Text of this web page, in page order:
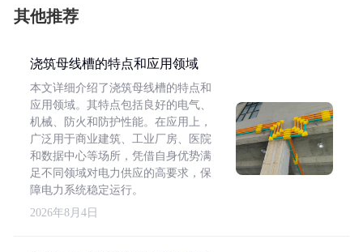
其他推荐
浇筑母线槽的特点和应用领域
本文详细介绍了浇筑母线槽的特点和
应用领域。其特点包括良好的电气、
机械、防火和防护性能。在应用上，
广泛用于商业建筑、工业厂房、医院
和数据中心等场所，凭借自身优势满
足不同领域对电力供应的高要求，保
障电力系统稳定运行。
2026年8月4日